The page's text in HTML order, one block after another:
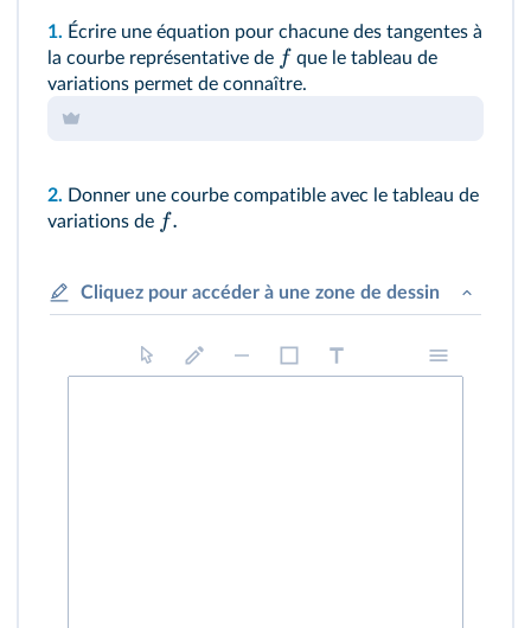
1. Écrire une équation pour chacune des tangentes à
la courbe représentative de f que le tableau de
variations permet de connaître.
2. Donner une courbe compatible avec le tableau de
variations de f.
Cliquez pour accéder à une zone de dessin